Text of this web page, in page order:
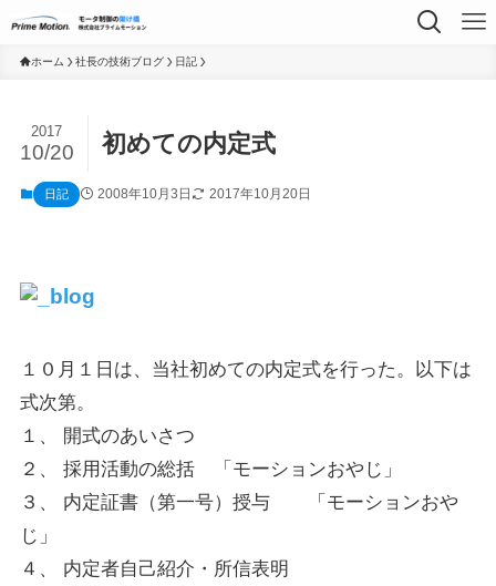
ホーム 社長の技術ブログ 日記
初めての内定式
2017
10/20
日記 2008年10月3日 2017年10月20日
１０月１日は、当社初めての内定式を行った。以下は
式次第。
１、 開式のあいさつ
２、 採用活動の総括 「モーションおやじ」
３、 内定証書（第一号）授与 「モーションおや
じ」
４、 内定者自己紹介・所信表明